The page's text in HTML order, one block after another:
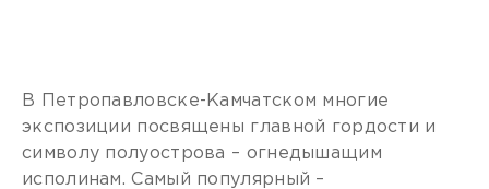
В Петропавловске-Камчатском многие
экспозиции посвящены главной гордости и
символу полуострова – огнедышащим
исполинам. Самый популярный –